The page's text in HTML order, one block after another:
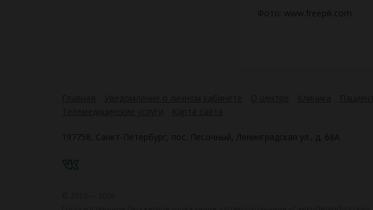
Фото: www.freepik.com
197758, Санкт-Петербург, пос. Песочный, Ленинградская ул., д. 68А